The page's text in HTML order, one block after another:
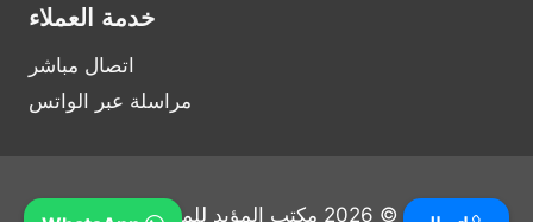
خدمة العملاء
اتصال مباشر
مراسلة عبر الواتس
© 2026 مكتب المؤيد للمحاماة